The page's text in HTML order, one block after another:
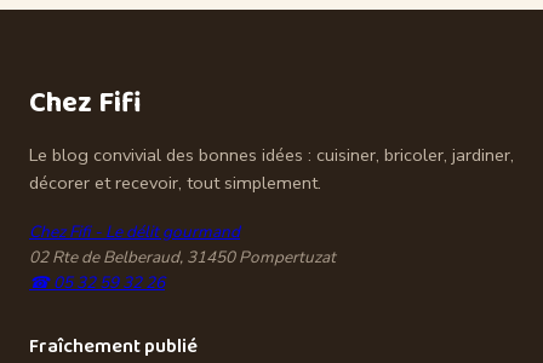
réussir une
guide de choix
Chez Fifi
Le blog convivial des bonnes idées : cuisiner, bricoler, jardiner,
décorer et recevoir, tout simplement.
Chez Fifi - Le délit gourmand
02 Rte de Belberaud, 31450 Pompertuzat
☎ 05 32 59 32 26
Fraîchement publié